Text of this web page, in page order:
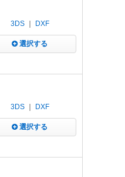
3DS｜ DXF
選択する
3DS｜ DXF
選択する